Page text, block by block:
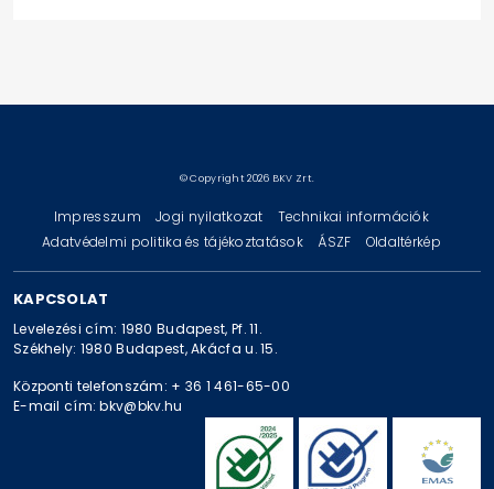
© Copyright 2026 BKV Zrt.
Impresszum Jogi nyilatkozat
Technikai információk
Adatvédelmi politika és tájékoztatások
ÁSZF Oldaltérkép
KAPCSOLAT
Levelezési cím: 1980 Budapest, Pf. 11.
Székhely: 1980 Budapest, Akácfa u. 15.
Központi telefonszám: + 36 1 461-65-00
E-mail cím: bkv@bkv.hu